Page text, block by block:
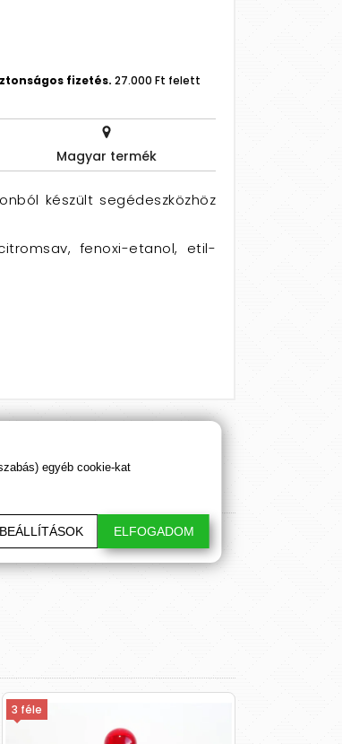
fizetés. 27.000 Ft felett
Magyar termék
készült segédeszközhöz
fenoxi-etanol, etil-
egyéb cookie-kat
BEÁLLÍTÁSOK ELFOGADOM